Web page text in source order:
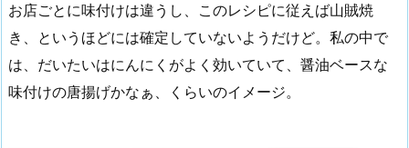
お店ごとに味付けは違うし、このレシピに従えば山賊焼
き、というほどには確定していないようだけど。私の中で
は、だいたいはにんにくがよく効いていて、醤油ベースな
味付けの唐揚げかなぁ、くらいのイメージ。